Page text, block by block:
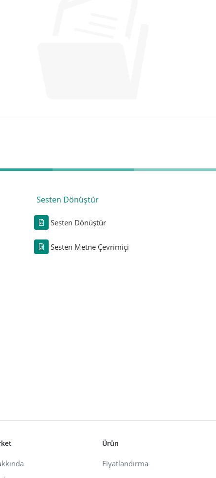
Sesten Dönüştür
Sesten Dönüştür
Sesten Metne Çevrimiçi
Ürün
Fiyatlandırma